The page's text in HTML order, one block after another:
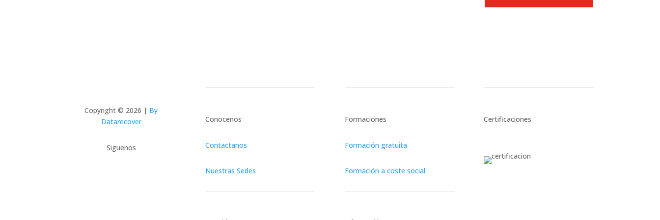
Copyright © 2026 | By
Datarecover
Siguenos
Conocenos
Contactanos
Nuestras Sedes
Formaciones
Formación gratuita
Formación a coste social
Certificaciones